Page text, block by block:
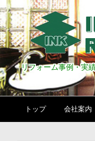
リフォーム事例・実
トップ 会社案内